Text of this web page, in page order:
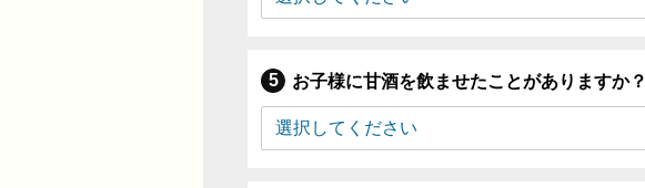
お子様に甘酒を飲ませたことがありますか？